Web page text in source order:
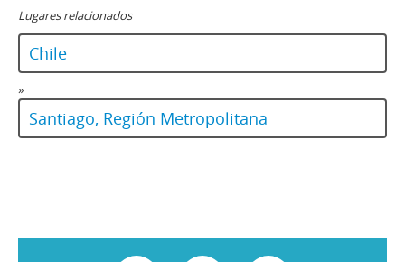
Lugares relacionados
Chile
»
Santiago, Región Metropolitana